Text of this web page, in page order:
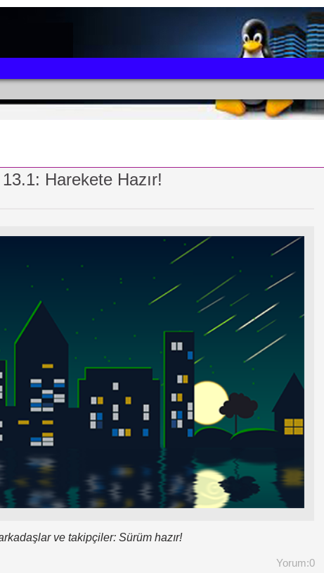
Harekete Hazır!
ve takipçiler: Sürüm hazır!
Yorum:0